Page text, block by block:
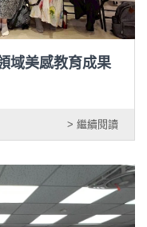
域美感教育成果
> 繼續閱讀